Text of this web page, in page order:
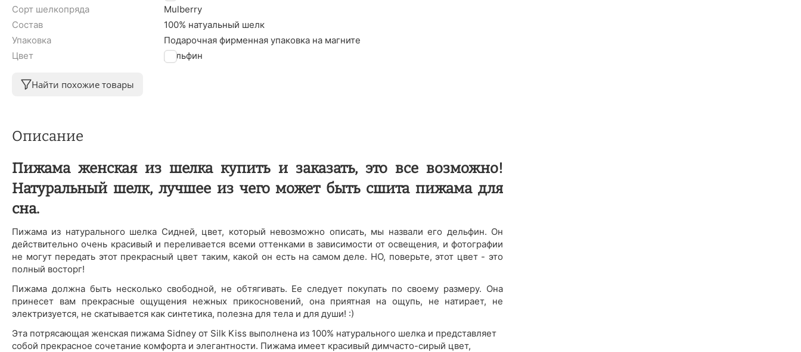
Сорт шелкопряда
Mulberry
Состав
100% натуальный шелк
Упаковка
Подарочная фирменная упаковка на магните
Цвет
Дельфин
Найти похожие товары
Описание
Пижама женская из шелка купить и заказать, это все возможно!
Натуральный шелк, лучшее из чего может быть сшита пижама для
сна.
Пижама из натурального шелка Сидней, цвет, который невозможно описать, мы назвали его дельфин. Он
действительно очень красивый и переливается всеми оттенками в зависимости от освещения, и фотографии
не могут передать этот прекрасный цвет таким, какой он есть на самом деле. НО, поверьте, этот цвет - это
полный восторг!
Пижама должна быть несколько свободной, не обтягивать. Ее следует покупать по своему размеру. Она
принесет вам прекрасные ощущения нежных прикосновений, она приятная на ощупь, не натирает, не
электризуется, не скатывается как синтетика, полезна для тела и для души! :)
Эта потрясающая женская пижама Sidney от Silk Kiss выполнена из 100% натурального шелка и представляет
собой прекрасное сочетание комфорта и элегантности. Пижама имеет красивый димчасто-сирый цвет,